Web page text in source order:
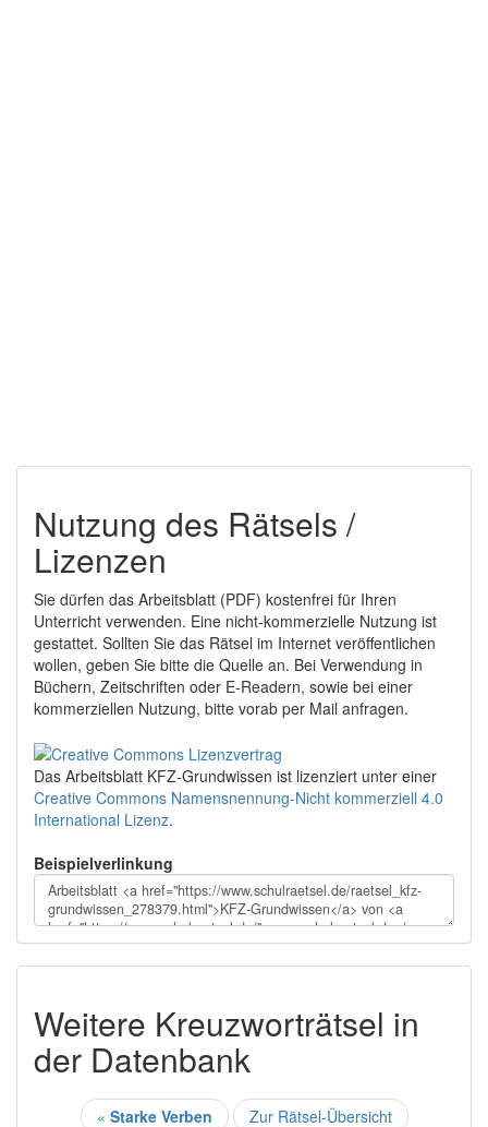
Nutzung des Rätsels /
Lizenzen
Sie dürfen das Arbeitsblatt (PDF) kostenfrei für Ihren
Unterricht verwenden. Eine nicht-kommerzielle Nutzung ist
gestattet. Sollten Sie das Rätsel im Internet veröffentlichen
wollen, geben Sie bitte die Quelle an. Bei Verwendung in
Büchern, Zeitschriften oder E-Readern, sowie bei einer
kommerziellen Nutzung, bitte vorab per Mail anfragen.
Das Arbeitsblatt KFZ-Grundwissen ist lizenziert unter einer
Creative Commons Namensnennung-Nicht kommerziell 4.0
International Lizenz.
Beispielverlinkung
Weitere Kreuzworträtsel in
der Datenbank
« Starke Verben
Zur Rätsel-Übersicht